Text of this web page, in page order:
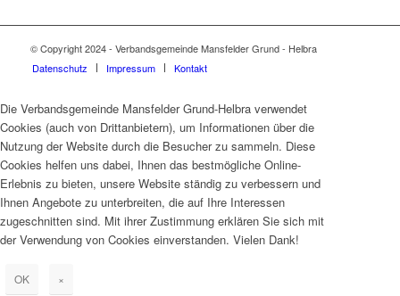
© Copyright 2024 - Verbandsgemeinde Mansfelder Grund - Helbra
Datenschutz
Impressum Kontakt
Die Verbandsgemeinde Mansfelder Grund-Helbra verwendet
Cookies (auch von Drittanbietern), um Informationen über die
Nutzung der Website durch die Besucher zu sammeln. Diese
Cookies helfen uns dabei, Ihnen das bestmögliche Online-
Erlebnis zu bieten, unsere Website ständig zu verbessern und
Ihnen Angebote zu unterbreiten, die auf Ihre Interessen
zugeschnitten sind. Mit ihrer Zustimmung erklären Sie sich mit
der Verwendung von Cookies einverstanden. Vielen Dank!
OK ×